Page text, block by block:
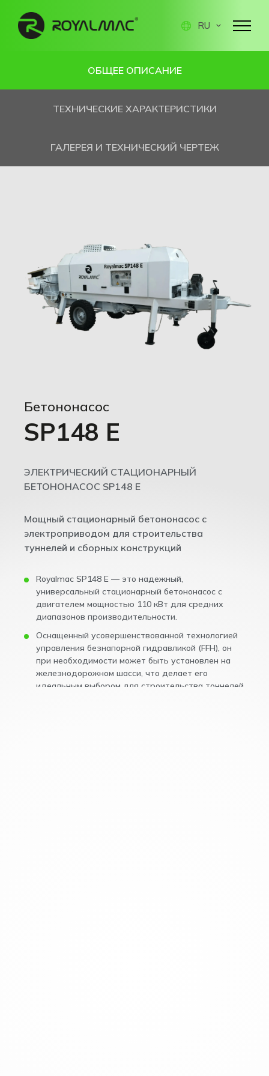
RU
Бетононасос
SP148 E
ЭЛЕКТРИЧЕСКИЙ СТАЦИОНАРНЫЙ
БЕТОНОНАСОС SP148 E
Мощный стационарный бетононасос с
электроприводом для строительства
туннелей и сборных конструкций
Royalmac SP148 E — это надежный,
универсальный стационарный бетононасос с
двигателем мощностью 110 кВт для средних
диапазонов производительности.
Оснащенный усовершенствованной технологией
управления безнапорной гидравликой (FFH), он
при необходимости может быть установлен на
железнодорожном шасси, что делает его
идеальным выбором для строительства тоннелей
ОБЩЕЕ ОПИСАНИЕ
ТЕХНИЧЕСКИЕ ХАРАКТЕРИСТИКИ
ГАЛЕРЕЯ И ТЕХНИЧЕСКИЙ ЧЕРТЕЖ